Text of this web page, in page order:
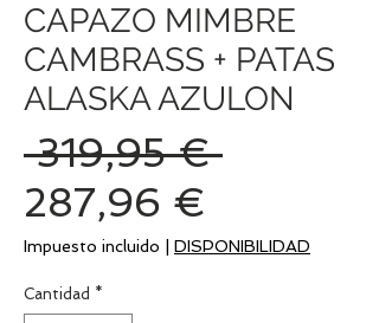
CAPAZO MIMBRE
CAMBRASS + PATAS
ALASKA AZULON
319,95 € Precio
287,96 €
de
Impuesto incluido DISPONIBILIDAD
Cantidad *